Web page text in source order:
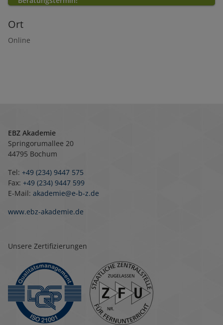
Ort
Online
EBZ Akademie
Springorumallee 20
44795 Bochum
Tel: +49 (234) 9447 575
Fax: +49 (234) 9447 599
E-Mail: akademie@e-b-z.de
www.ebz-akademie.de
Unsere Zertifizierungen